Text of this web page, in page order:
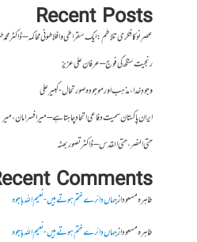
Recent Posts
عصرِ نو کا فکری تلاطم: ایک سقراطی و افلاطونی محاکمہ – ڈاکٹر
رنجیت سنگھ کی فوج – عرفان علی عزیز
وجودِ خدا، مذہب اور موجودہ صورتحال- کبیر علی
ایران پاکستان سمیت دفاعی اتحاد چاہتا ہے – میر افسر امان،میر
حتی النصر ، حتی القدس – ڈاکٹر تصور بھٹہ
Comments
طاہرہ مسعودازجہاں دائرے ختم ہوتے ہیں- نعیم اللہ باجوہ
طاہرہ مسعودازجہاں دائرے ختم ہوتے ہیں- نعیم اللہ باجوہ